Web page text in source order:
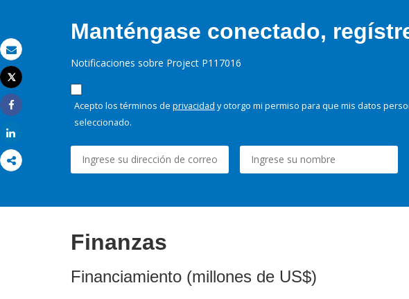
Correo electrónico
Imprimir
Tweet
Share
Manténgase conectado,
Notificaciones sobre Project P117016
Acepto los términos de privacidad y otorgo mi permiso para que mis datos
seleccionado.
Finanzas
Financiamiento (millones de US$)